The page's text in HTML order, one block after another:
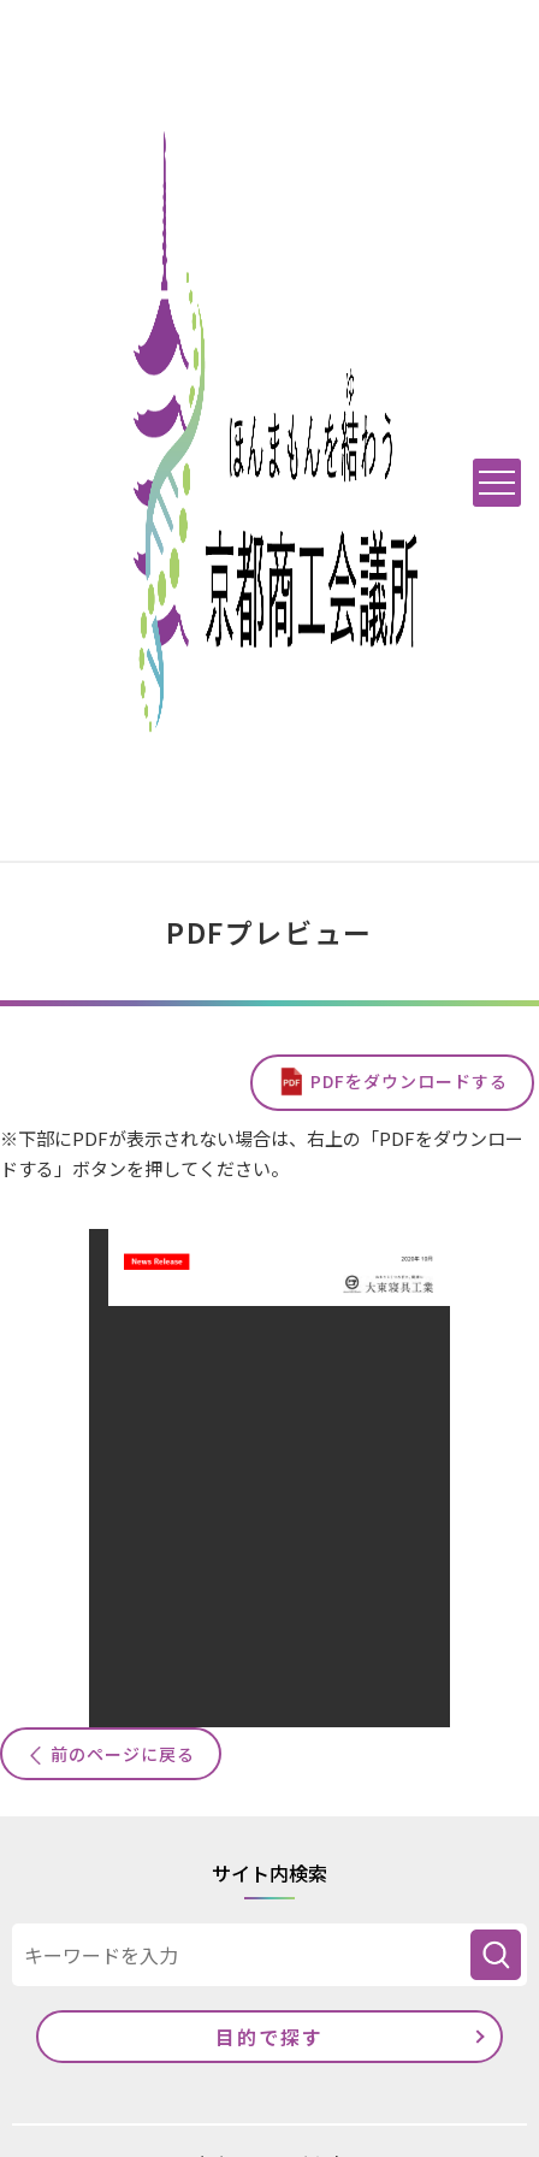
PDFプレビュー
PDFをダウンロードする
※下部にPDFが表示されない場合は、右上の「PDFをダウンロー
ドする」ボタンを押してください。
前のページに戻る
サイト内検索
目的で探す